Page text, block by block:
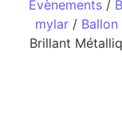
Évènements /
mylar /
Brillant